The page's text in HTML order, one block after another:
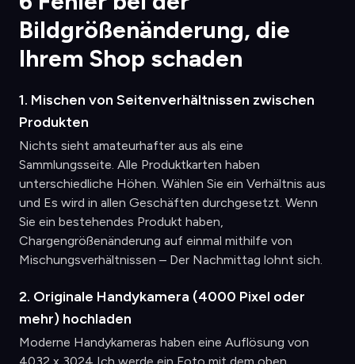
Bildgrößenänderung, die
Ihrem Shop schaden
1. Mischen von Seitenverhältnissen zwischen
Produkten
Nichts sieht amateurhafter aus als eine
Sammlungsseite. Alle Produktkarten haben
unterschiedliche Höhen. Wählen Sie ein Verhältnis aus
und Es wird in allen Geschäften durchgesetzt. Wenn
Sie ein bestehendes Produkt haben,
Chargengrößenänderung auf einmal mithilfe von
Mischungsverhältnissen – Der Nachmittag lohnt sich.
2. Originale Handykamera (4000 Pixel oder
mehr) hochladen
Moderne Handykameras haben eine Auflösung von